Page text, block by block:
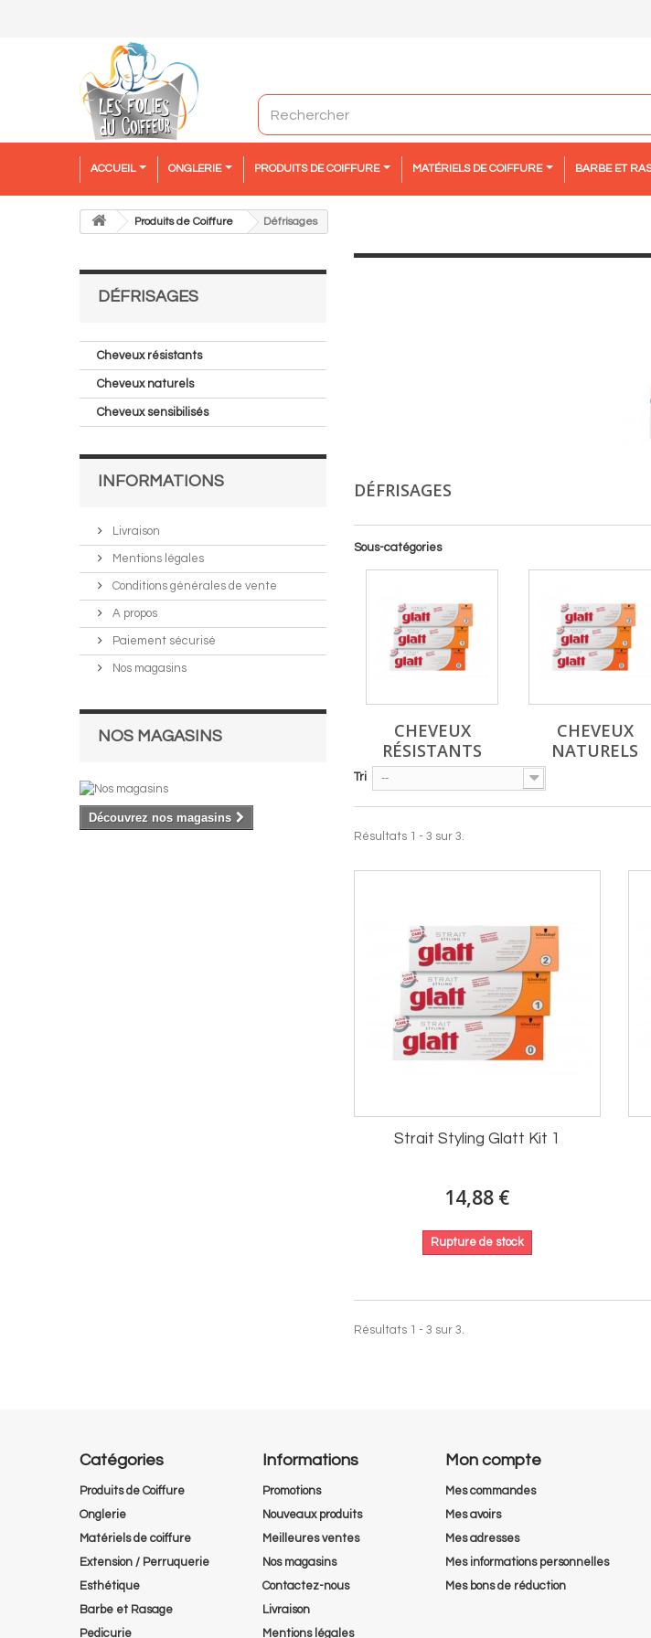
ACCUEIL ONGLERIE PRODUITS DE COIFFURE MATÉRIELS DE COIFFURE BARBE ET
Produits de Coiffure Défrisages
DÉFRISAGES
Cheveux résistants
Cheveux naturels
Cheveux sensibilisés
INFORMATIONS
Livraison
Mentions légales
Conditions générales de vente
A propos
Paiement sécurisé
Nos magasins
NOS MAGASINS
Découvrez nos magasins
DÉFRISAGES
Sous-catégories
CHEVEUX
RÉSISTANTS
CHEVEUX
NATURELS
Tri --
Résultats 1 - 3 sur 3.
Strait Styling Glatt Kit 1
14,88 €
Rupture de stock
Résultats 1 - 3 sur 3.
Catégories
Produits de Coiffure
Onglerie
Matériels de coiffure
Extension / Perruquerie
Esthétique
Barbe et Rasage
Pedicurie
Informations
Promotions
Nouveaux produits
Meilleures ventes
Nos magasins
Contactez-nous
Livraison
Mentions légales
Mon compte
Mes commandes
Mes avoirs
Mes adresses
Mes informations personnelles
Mes bons de réduction